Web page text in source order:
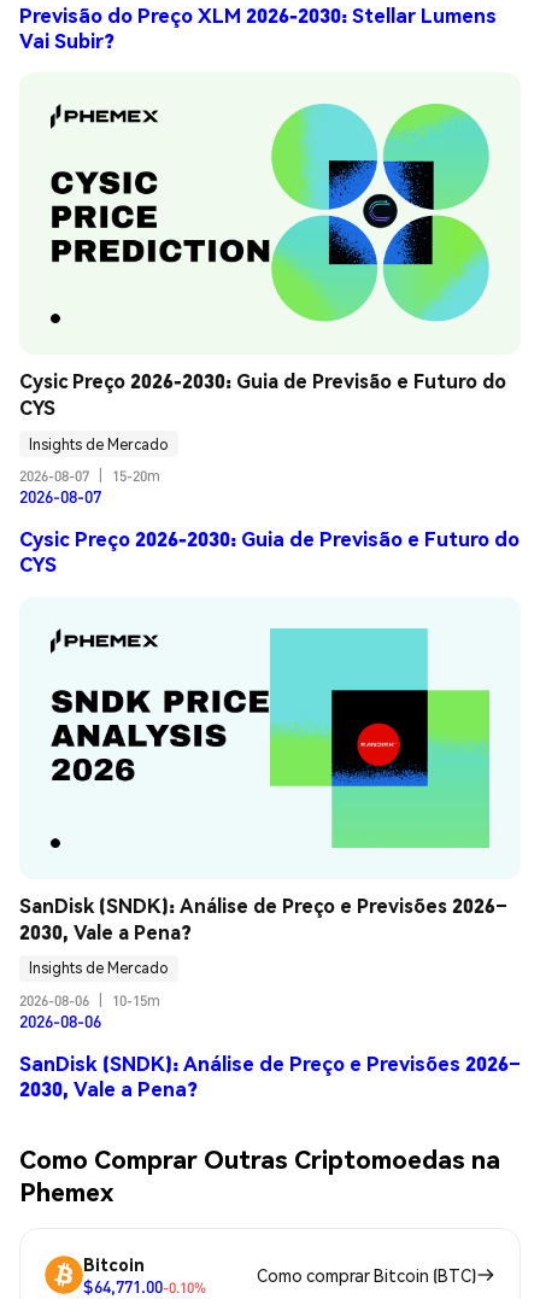
Previsão do Preço XLM 2026-2030: Stellar Lumens
Vai Subir?
Cysic Preço 2026-2030: Guia de Previsão e Futuro do
CYS
Insights de Mercado
2026-08-07
15-20m
2026-08-07
Cysic Preço 2026-2030: Guia de Previsão e Futuro do
CYS
SanDisk (SNDK): Análise de Preço e Previsões 2026–
2030, Vale a Pena?
Insights de Mercado
2026-08-06
10-15m
2026-08-06
SanDisk (SNDK): Análise de Preço e Previsões 2026–
2030, Vale a Pena?
Como Comprar Outras Criptomoedas na
Phemex
Bitcoin
$64,771.00-0.10%
Como comprar Bitcoin (BTC)